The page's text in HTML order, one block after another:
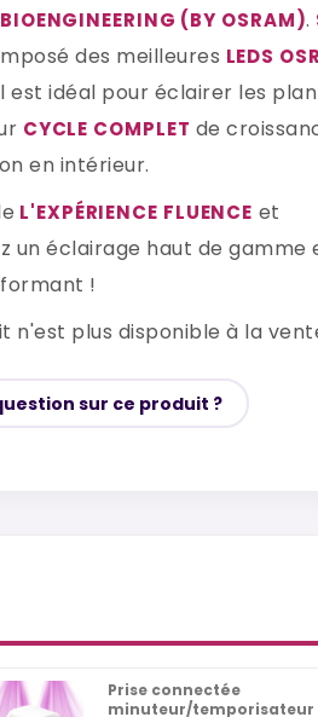
(BY OSRAM).
des meilleures LEDS
est idéal pour éclairer les
CYCLE COMPLET de
en intérieur.
L'EXPÉRIENCE FLUENCE et
un éclairage haut de gamme
!
n'est plus disponible à la
sur ce produit ?
Prise connectée
minuteur/temporisateur